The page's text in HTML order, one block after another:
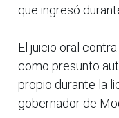
que ingresó
El juicio oral
como presunto
propio durante la
gobernador de